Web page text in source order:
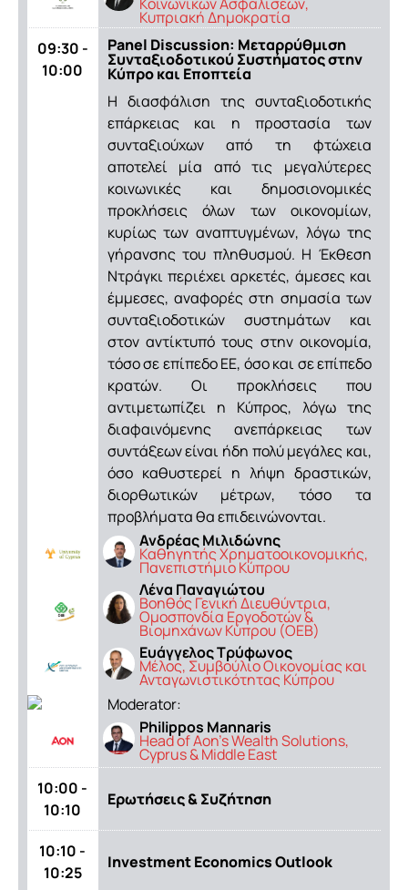
Κυπριακή Δημοκρατία
09:30 -
10:00
Panel Discussion: Μεταρρύθμιση
Συνταξιοδοτικού Συστήματος στην
Κύπρο και Εποπτεία
Η διασφάλιση της συνταξιοδοτικής
επάρκειας και η προστασία των
συνταξιούχων από τη φτώχεια
αποτελεί μία από τις μεγαλύτερες
κοινωνικές και δημοσιονομικές
προκλήσεις όλων των οικονομίων,
κυρίως των αναπτυγμένων, λόγω της
γήρανσης του πληθυσμού. Η Έκθεση
Ντράγκι περιέχει αρκετές, άμεσες και
έμμεσες, αναφορές στη σημασία των
συνταξιοδοτικών συστημάτων και
στον αντίκτυπό τους στην οικονομία,
τόσο σε επίπεδο ΕΕ, όσο και σε επίπεδο
κρατών. Οι προκλήσεις που
αντιμετωπίζει η Κύπρος, λόγω της
διαφαινόμενης ανεπάρκειας των
συντάξεων είναι ήδη πολύ μεγάλες και,
όσο καθυστερεί η λήψη δραστικών,
διορθωτικών μέτρων, τόσο τα
προβλήματα θα επιδεινώνονται.
Ανδρέας Μιλιδώνης
Καθηγητής Χρηματοοικονομικής,
Πανεπιστήμιο Κύπρου
Λένα Παναγιώτου
Bοηθός Γενική Διευθύντρια,
Ομοσπονδία Εργοδοτών &
Βιομηχάνων Κύπρου (ΟΕΒ)
Ευάγγελος Τρύφωνος
Mέλος, Συμβούλιο Οικονομίας και
Ανταγωνιστικότητας Κύπρου
Moderator:
Philippos Mannaris
Head of Aon’s Wealth Solutions,
Cyprus & Middle East
10:00 -
10:10
Ερωτήσεις & Συζήτηση
10:10 -
10:25
Investment Economics Outlook